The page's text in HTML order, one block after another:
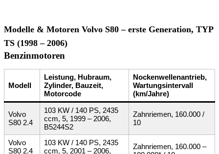
Modelle & Motoren Volvo S80 – erste Generation, TYP
TS (1998 – 2006)
Benzinmotoren
Modell
Leistung, Hubraum,
Zylinder, Bauzeit,
Motorcode
Nockenwellenantrieb,
Wartungsintervall
(km/Jahre)
Volvo
S80 2.4
103 KW / 140 PS, 2435
ccm, 5, 1999 – 2006,
B5244S2
Zahnriemen, 160.000 /
10
Volvo
S80 2.4
103 KW / 140 PS, 2435
ccm, 5, 2001 – 2006,
Zahnriemen, 160.000 –